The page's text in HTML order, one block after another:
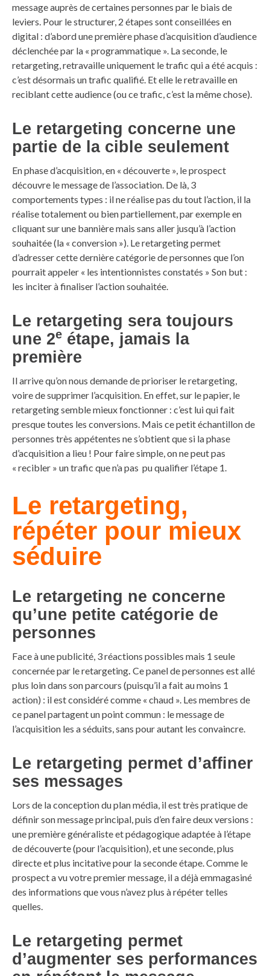
message auprès de certaines personnes par le biais de
leviers. Pour le structurer, 2 étapes sont conseillées en
digital : d’abord une première phase d’acquisition d’audience
déclenchée par la « programmatique ». La seconde, le
retargeting, retravaille uniquement le trafic qui a été acquis :
c’est désormais un trafic qualifié. Et elle le retravaille en
reciblant cette audience (ou ce trafic, c’est la même chose).
Le retargeting concerne une
partie de la cible seulement
En phase d’acquisition, en « découverte », le prospect
découvre le message de l’association. De là, 3
comportements types : il ne réalise pas du tout l’action, il la
réalise totalement ou bien partiellement, par exemple en
cliquant sur une bannière mais sans aller jusqu’à l’action
souhaitée (la « conversion »). Le retargeting permet
d’adresser cette dernière catégorie de personnes que l’on
pourrait appeler « les intentionnistes constatés » Son but :
les inciter à finaliser l’action souhaitée.
Le retargeting sera toujours
une 2e étape, jamais la
première
Il arrive qu’on nous demande de prioriser le retargeting,
voire de supprimer l’acquisition. En effet, sur le papier, le
retargeting semble mieux fonctionner : c’est lui qui fait
presque toutes les conversions. Mais ce petit échantillon de
personnes très appétentes ne s’obtient que si la phase
d’acquisition a lieu ! Pour faire simple, on ne peut pas
« recibler » un trafic que n’a pas pu qualifier l’étape 1.
Le retargeting,
répéter pour mieux
séduire
Le retargeting ne concerne
qu’une petite catégorie de
personnes
Face à une publicité, 3 réactions possibles mais 1 seule
concernée par le retargeting. Ce panel de personnes est allé
plus loin dans son parcours (puisqu’il a fait au moins 1
action) : il est considéré comme « chaud ». Les membres de
ce panel partagent un point commun : le message de
l’acquisition les a séduits, sans pour autant les convaincre.
Le retargeting permet d’affiner
ses messages
Lors de la conception du plan média, il est très pratique de
définir son message principal, puis d’en faire deux versions :
une première généraliste et pédagogique adaptée à l’étape
de découverte (pour l’acquisition), et une seconde, plus
directe et plus incitative pour la seconde étape. Comme le
prospect a vu votre premier message, il a déjà emmagasiné
des informations que vous n’avez plus à répéter telles
quelles.
Le retargeting permet
d’augmenter ses performances